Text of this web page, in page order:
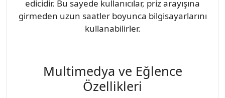
edicidir. Bu sayede kullanıcılar, priz arayışına
girmeden uzun saatler boyunca bilgisayarlarını
kullanabilirler.
Multimedya ve Eğlence
Özellikleri